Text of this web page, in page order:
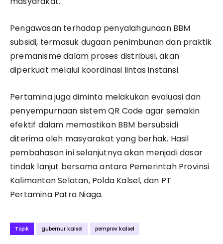
Pengawasan terhadap penyalahgunaan BBM
subsidi, termasuk dugaan penimbunan dan praktik
premanisme dalam proses distribusi, akan
diperkuat melalui koordinasi lintas instansi.
Pertamina juga diminta melakukan evaluasi dan
penyempurnaan sistem QR Code agar semakin
efektif dalam memastikan BBM bersubsidi
diterima oleh masyarakat yang berhak. Hasil
pembahasan ini selanjutnya akan menjadi dasar
tindak lanjut bersama antara Pemerintah Provinsi
Kalimantan Selatan, Polda Kalsel, dan PT
Pertamina Patra Niaga.
Topik gubernur kalsel pemprov kalsel